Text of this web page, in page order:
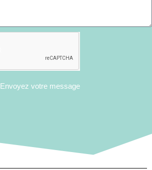
Envoyez votre message